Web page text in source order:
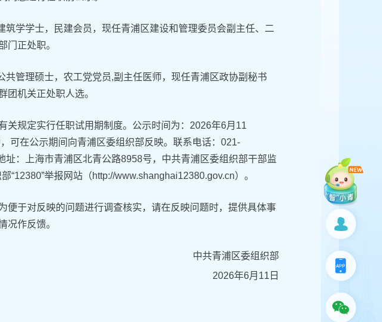
筑学学士，民建会员，现任青浦区建设和管理委员会副主任、二
门正处职。
管理硕士，农工党党员,副主任医师，现任青浦区政协副秘书
团机关正处职人选。
关规定实行任职试用期制度。公示时间为：2026年6月11
可在公示期间向青浦区委组织部反映。联系电话：021-
：上海市青浦区北青公路8958号，中共青浦区委组织部干部监
举报网站（http://www.shanghai12380.gov.cn）。
便于对反映的问题进行调查核实，请在反映问题时，提供具体事
况作反馈。
中共青浦区委组织部
2026年6月11日